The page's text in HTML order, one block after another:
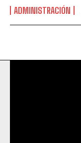
ADMINISTRACIÓN